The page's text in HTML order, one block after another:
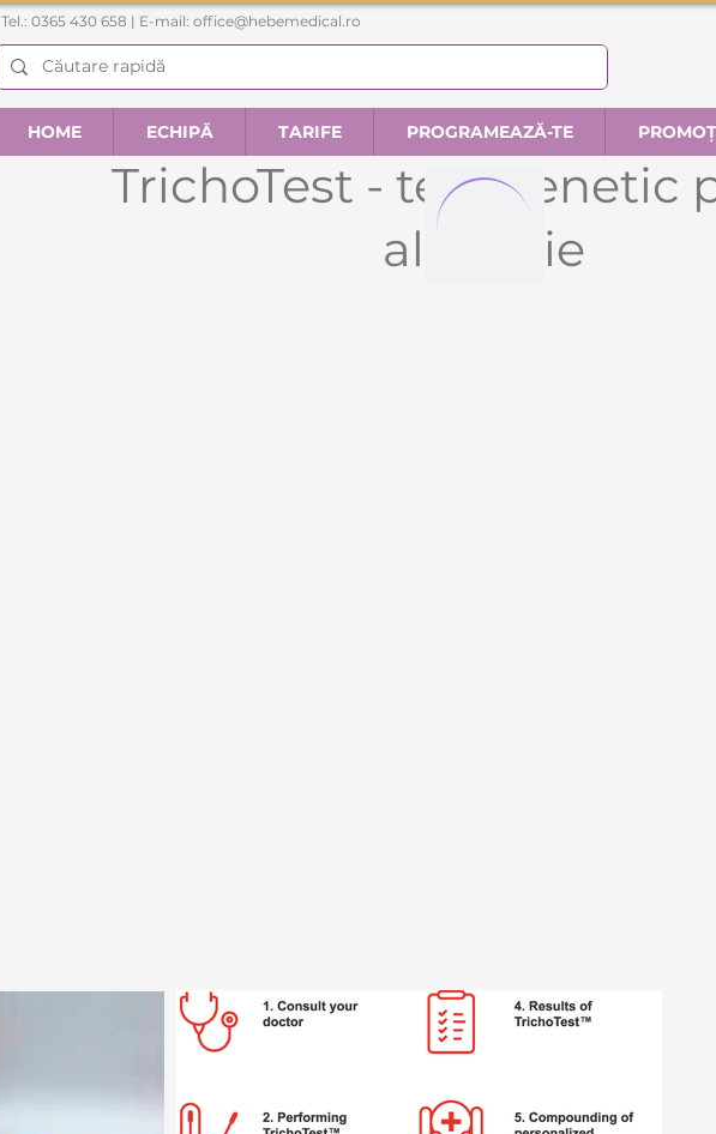
Tel.: 0365 430 658 | E-mail: office@hebemedical.ro
HOME ECHIPĂ TARIFE PROGRAMEAZĂ-TE
TrichoTest - test genetic
alopecie